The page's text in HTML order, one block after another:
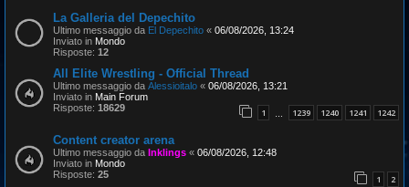
La Galleria del Depechito
Ultimo messaggio da El Depechito « 06/08/2026, 13:24
Inviato in Mondo
Risposte: 12
All Elite Wrestling - Official Thread
Ultimo messaggio da Alessioitalo « 06/08/2026, 13:21
Inviato in Main Forum
Risposte: 18629 1 … 1239 1240 1241 1242
Content creator arena
Ultimo messaggio da Inklings « 06/08/2026, 12:48
Inviato in Mondo
Risposte: 25 1 2